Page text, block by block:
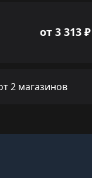
от 3 313 ₽
2 магазинов